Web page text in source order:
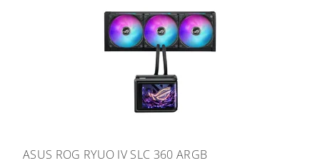
ASUS ROG RYUO IV SLC 360 ARGB